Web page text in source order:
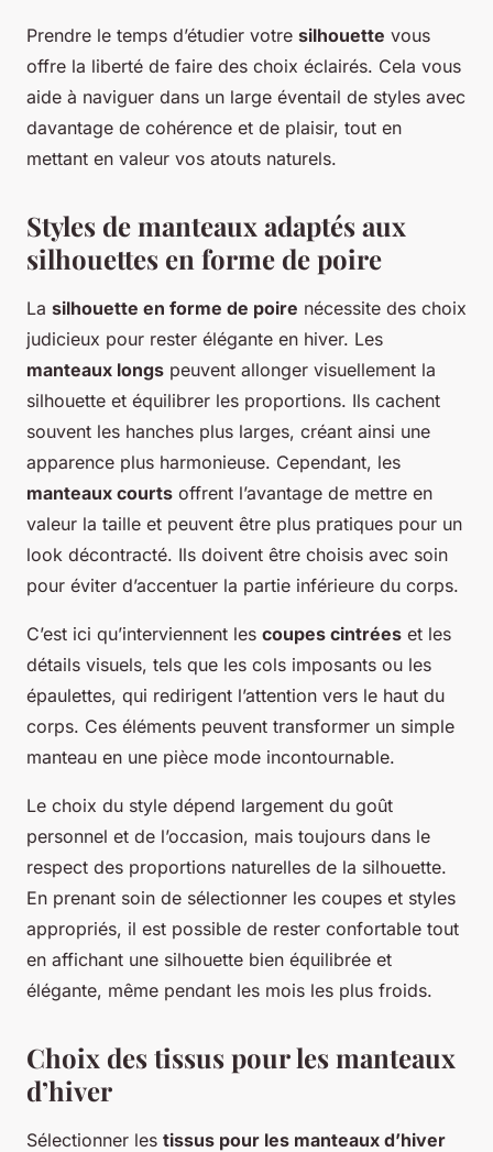
Prendre le temps d’étudier votre silhouette vous
offre la liberté de faire des choix éclairés. Cela vous
aide à naviguer dans un large éventail de styles avec
davantage de cohérence et de plaisir, tout en
mettant en valeur vos atouts naturels.
Styles de manteaux adaptés aux
silhouettes en forme de poire
La silhouette en forme de poire nécessite des choix
judicieux pour rester élégante en hiver. Les
manteaux longs peuvent allonger visuellement la
silhouette et équilibrer les proportions. Ils cachent
souvent les hanches plus larges, créant ainsi une
apparence plus harmonieuse. Cependant, les
manteaux courts offrent l’avantage de mettre en
valeur la taille et peuvent être plus pratiques pour un
look décontracté. Ils doivent être choisis avec soin
pour éviter d’accentuer la partie inférieure du corps.
C’est ici qu’interviennent les coupes cintrées et les
détails visuels, tels que les cols imposants ou les
épaulettes, qui redirigent l’attention vers le haut du
corps. Ces éléments peuvent transformer un simple
manteau en une pièce mode incontournable.
Le choix du style dépend largement du goût
personnel et de l’occasion, mais toujours dans le
respect des proportions naturelles de la silhouette.
En prenant soin de sélectionner les coupes et styles
appropriés, il est possible de rester confortable tout
en affichant une silhouette bien équilibrée et
élégante, même pendant les mois les plus froids.
Choix des tissus pour les manteaux
d’hiver
Sélectionner les tissus pour les manteaux d’hiver